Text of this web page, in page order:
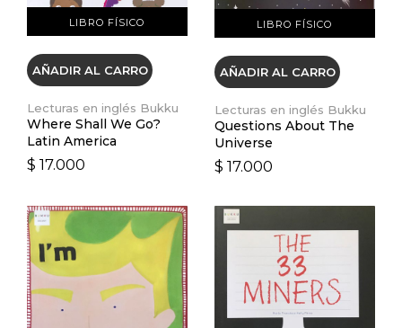
LIBRO FÍSICO
AÑADIR AL CARRO
Lecturas en inglés Bukku
Where Shall We Go?
Latin America
$ 17.000
LIBRO FÍSICO
AÑADIR AL CARRO
Lecturas en inglés Bukku
Questions About The
Universe
$ 17.000
VER DETALLES VER DETALLES